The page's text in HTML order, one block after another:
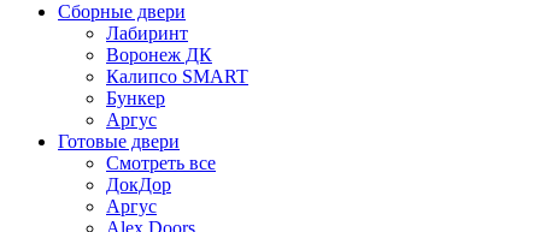
Сборные двери
Лабиринт
Воронеж ДК
Калипсо SMART
Бункер
Аргус
Готовые двери
Смотреть все
ДокДор
Аргус
Alex Doors